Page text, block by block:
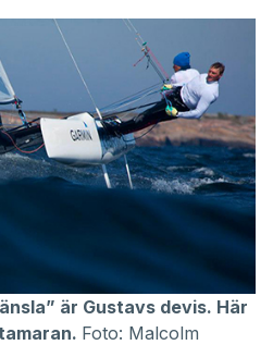
är Gustavs devis. Här
Foto: Malcolm